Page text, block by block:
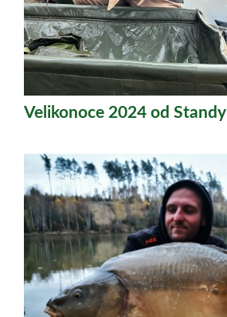
Velikonoce 2024 od Standy